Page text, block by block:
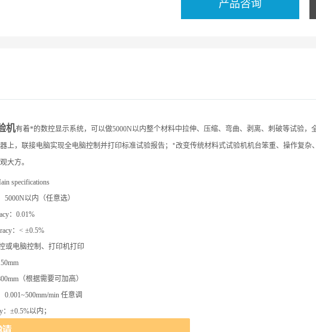
产品咨询
机有着*的数控显示系统， 可以做5000N以内整个材料中拉伸、压缩、弯曲、剥离、刺破等试验，
上，联接电脑实现全电脑控制并打印标准试验报告；
*改变传统材料式试验机机台笨重、操作复杂
大方。
specifications
5000N以内（任意选）
：0.01%
：< ±0.5%
或电脑控制、打印机打印
（根据需要可加高）
0.001~500mm/min 任意调
±0.5%以内；
：±0.5%以内；